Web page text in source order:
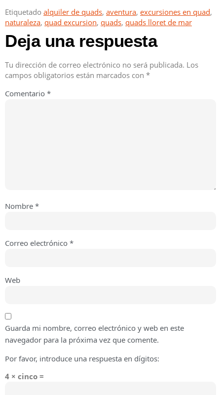
Etiquetado alquiler de quads, aventura, excursiones en quad,
naturaleza, quad excursion, quads, quads lloret de mar
Deja una respuesta
Tu dirección de correo electrónico no será publicada. Los
campos obligatorios están marcados con *
Comentario *
Nombre *
Correo electrónico *
Web
Guarda mi nombre, correo electrónico y web en este
navegador para la próxima vez que comente.
Por favor, introduce una respuesta en dígitos:
4 × cinco =